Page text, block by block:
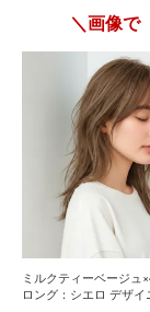
＼画像で
ミルクティーベージュ
ロング：シエロ デザイ